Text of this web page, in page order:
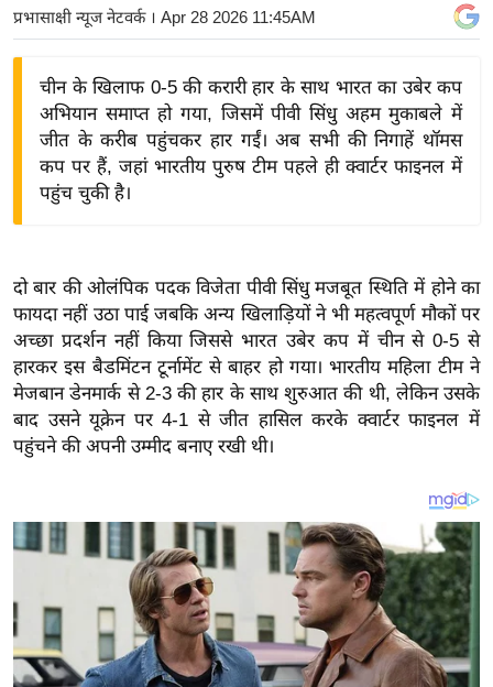
बि
ज़
द्यो
त
वि
शे
ष
ज्ञ
रा
य
ज
ट
क्रि
के
प्रभासाक्षी न्यूज नेटवर्क। Apr 28 2026 11:45AM
चीन के खिलाफ 0-5 की करारी हार के साथ भारत का उबेर कप
अभियान समाप्त हो गया, जिसमें पीवी सिंधु अहम मुकाबले में
जीत के करीब पहुंचकर हार गईं। अब सभी की निगाहें थॉमस
कप पर हैं, जहां भारतीय पुरुष टीम पहले ही क्वार्टर फाइनल में
पहुंच चुकी है।
दो बार की ओलंपिक पदक विजेता पीवी सिंधु मजबूत स्थिति में होने का
फायदा नहीं उठा पाई जबकि अन्य खिलाड़ियों ने भी महत्वपूर्ण मौकों पर
अच्छा प्रदर्शन नहीं किया जिससे भारत उबेर कप में चीन से 0-5 से
हारकर इस बैडमिंटन टूर्नामेंट से बाहर हो गया। भारतीय महिला टीम ने
मेजबान डेनमार्क से 2-3 की हार के साथ शुरुआत की थी, लेकिन उसके
बाद उसने यूक्रेन पर 4-1 से जीत हासिल करके क्वार्टर फाइनल में
पहुंचने की अपनी उम्मीद बनाए रखी थी।